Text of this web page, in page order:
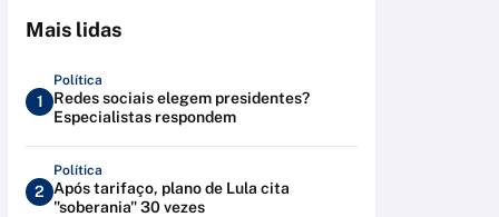
Mais lidas
1
Política
Redes sociais elegem presidentes?
Especialistas respondem
2
Política
Após tarifaço, plano de Lula cita
"soberania" 30 vezes